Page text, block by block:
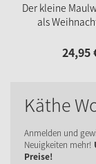
Der kleine
als
24,95
Käthe
Anmelden und
Neuigkeiten mehr!
Preise!